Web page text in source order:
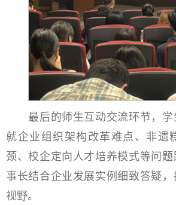
最后的师生互动交流环节，学
就企业组织架构改革难点、非遗
颈、校企定向人才培养模式等问
事长结合企业发展实例细致答疑
视野。